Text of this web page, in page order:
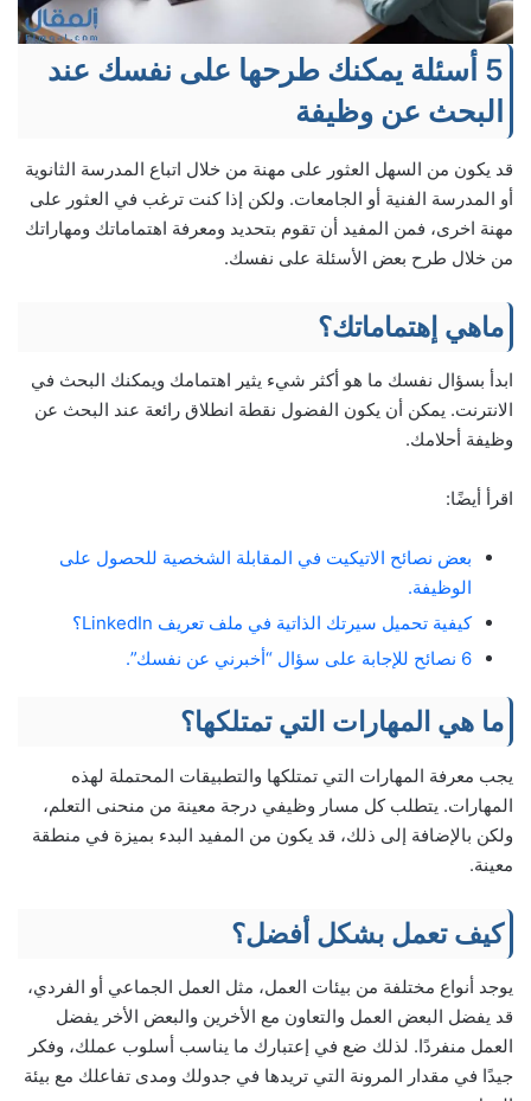
5 أسئلة يمكنك طرحها على نفسك عند
البحث عن وظيفة
قد يكون من السهل العثور على مهنة من خلال اتباع المدرسة الثانوية
أو المدرسة الفنية أو الجامعات. ولكن إذا كنت ترغب في العثور على
مهنة اخرى، فمن المفيد أن تقوم بتحديد ومعرفة اهتماماتك ومهاراتك
من خلال طرح بعض الأسئلة على نفسك.
ماهي إهتماماتك؟
ابدأ بسؤال نفسك ما هو أكثر شيء يثير اهتمامك ويمكنك البحث في
الانترنت. يمكن أن يكون الفضول نقطة انطلاق رائعة عند البحث عن
وظيفة أحلامك.
اقرأ أيضًا:
بعض نصائح الاتيكيت في المقابلة الشخصية للحصول على
الوظيفة.
كيفية تحميل سيرتك الذاتية في ملف تعريف LinkedIn؟
6 نصائح للإجابة على سؤال “أخبرني عن نفسك”.
ما هي المهارات التي تمتلكها؟
يجب معرفة المهارات التي تمتلكها والتطبيقات المحتملة لهذه
المهارات. يتطلب كل مسار وظيفي درجة معينة من منحنى التعلم،
ولكن بالإضافة إلى ذلك، قد يكون من المفيد البدء بميزة في منطقة
معينة.
كيف تعمل بشكل أفضل؟
يوجد أنواع مختلفة من بيئات العمل، مثل العمل الجماعي أو الفردي،
قد يفضل البعض العمل والتعاون مع الأخرين والبعض الأخر يفضل
العمل منفردًا. لذلك ضع في إعتبارك ما يناسب أسلوب عملك، وفكر
جيدًا في مقدار المرونة التي تريدها في جدولك ومدى تفاعلك مع بيئة